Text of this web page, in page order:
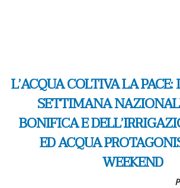
L’ACQUA COLTIVA LA
SETTIMANA
BONIFICA E
ED ACQUA
WEEKEND